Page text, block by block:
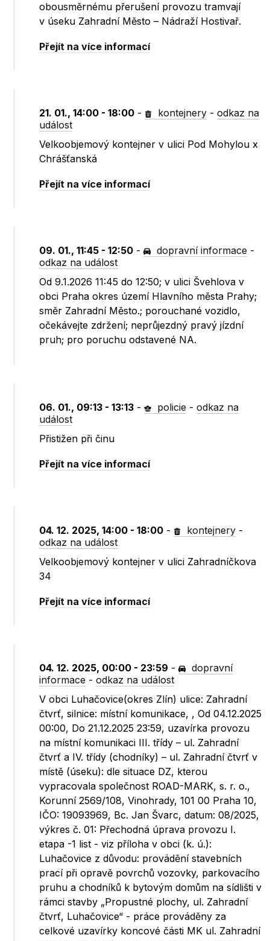
obousměrnému přerušení provozu tramvají
v úseku Zahradní Město – Nádraží Hostivař.
Přejít na více informací
21. 01., 14:00 - 18:00 - kontejnery -odkaz na
událost
Velkoobjemový kontejner v ulici Pod Mohylou x
Chrášťanská
Přejít na více informací
09. 01., 11:45 - 12:50 - dopravní informace -
odkaz na událost
Od 9.1.2026 11:45 do 12:50; v ulici Švehlova v
obci Praha okres území Hlavního města Prahy;
směr Zahradní Město.; porouchané vozidlo,
očekávejte zdržení; neprůjezdný pravý jízdní
pruh; pro poruchu odstavené NA.
06. 01., 09:13 - 13:13 - policie -odkaz na
událost
Přistižen při činu
Přejít na více informací
04. 12. 2025, 14:00 - 18:00 - kontejnery -
odkaz na událost
Velkoobjemový kontejner v ulici Zahradníčkova
34
Přejít na více informací
04. 12. 2025, 00:00 - 23:59 -
dopravní
informace -odkaz na událost
V obci Luhačovice(okres Zlín) ulice: Zahradní
čtvrť, silnice: místní komunikace, , Od 04.12.2025
00:00, Do 21.12.2025 23:59, uzavírka provozu
na místní komunikaci III. třídy – ul. Zahradní
čtvrť a IV. třídy (chodníky) – ul. Zahradní čtvrť v
místě (úseku): dle situace DZ, kterou
vypracovala společnost ROAD-MARK, s. r. o.,
Korunní 2569/108, Vinohrady, 101 00 Praha 10,
IČO: 19093969, Bc. Jan Švarc, datum: 08/2025,
výkres č. 01: Přechodná úprava provozu I.
etapa -1 list - viz příloha v obci (k. ú.):
Luhačovice z důvodu: provádění stavebních
prací při opravě povrchů vozovky, parkovacího
pruhu a chodníků k bytovým domům na sídlišti v
rámci stavby „Propustné plochy, ul. Zahradní
čtvrť, Luhačovice“ - práce prováděny za
celkové uzavírky koncové části MK ul. Zahradní